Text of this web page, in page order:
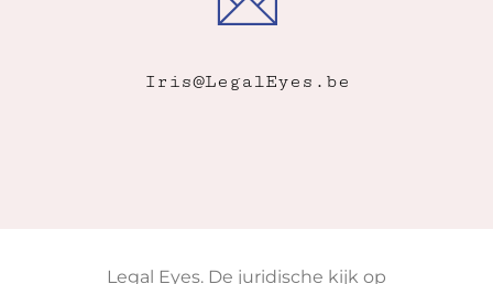
Iris@LegalEyes.be
Legal Eyes. De juridische kijk op